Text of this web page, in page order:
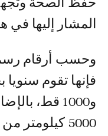
حفظ الصحة
المشار إليها في
وحسب أرقام
و1000 قط،
5000